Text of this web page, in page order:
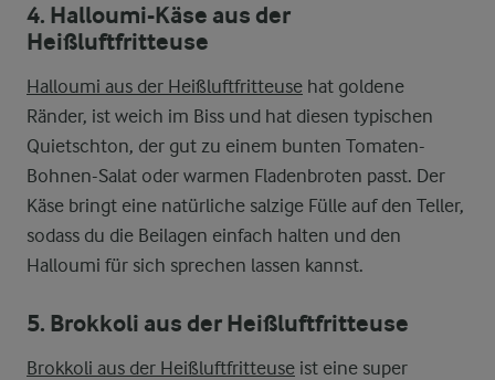
4. Halloumi-Käse aus der
Heißluftfritteuse
Halloumi aus der Heißluftfritteuse hat goldene
Ränder, ist weich im Biss und hat diesen typischen
Quietschton, der gut zu einem bunten Tomaten-
Bohnen-Salat oder warmen Fladenbroten passt. Der
Käse bringt eine natürliche salzige Fülle auf den Teller,
sodass du die Beilagen einfach halten und den
Halloumi für sich sprechen lassen kannst.
5. Brokkoli aus der Heißluftfritteuse
Brokkoli aus der Heißluftfritteuse ist eine super